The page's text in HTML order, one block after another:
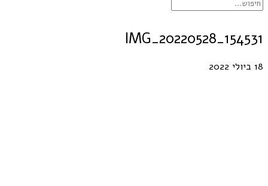
IMG_20220528_154531
18 ביולי 2022